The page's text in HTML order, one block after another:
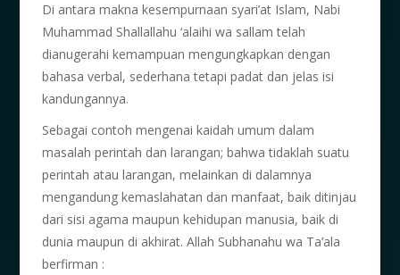
Di antara makna kesempurnaan syari’at Islam, Nabi
Muhammad Shallallahu ‘alaihi wa sallam telah
dianugerahi kemampuan mengungkapkan dengan
bahasa verbal, sederhana tetapi padat dan jelas isi
kandungannya.
Sebagai contoh mengenai kaidah umum dalam
masalah perintah dan larangan; bahwa tidaklah suatu
perintah atau larangan, melainkan di dalamnya
mengandung kemaslahatan dan manfaat, baik ditinjau
dari sisi agama maupun kehidupan manusia, baik di
dunia maupun di akhirat. Allah Subhanahu wa Ta’ala
berfirman :